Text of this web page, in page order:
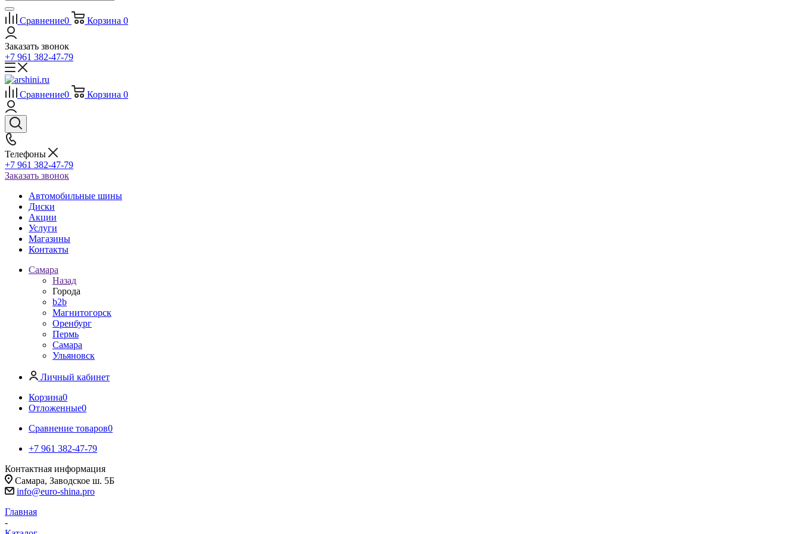
Сравнение0 Корзина 0
Заказать звонок
+7 961 382-47-79
Сравнение0 Корзина 0
Телефоны
+7 961 382-47-79
Заказать звонок
Автомобильные шины
Диски
Акции
Услуги
Магазины
Контакты
Самара
Назад
Города
b2b
Магнитогорск
Оренбург
Пермь
Самара
Ульяновск
Личный кабинет
Корзина0
Отложенные0
Сравнение товаров0
+7 961 382-47-79
Контактная информация
Самара, Заводское ш. 5Б
info@euro-shina.pro
Главная
-